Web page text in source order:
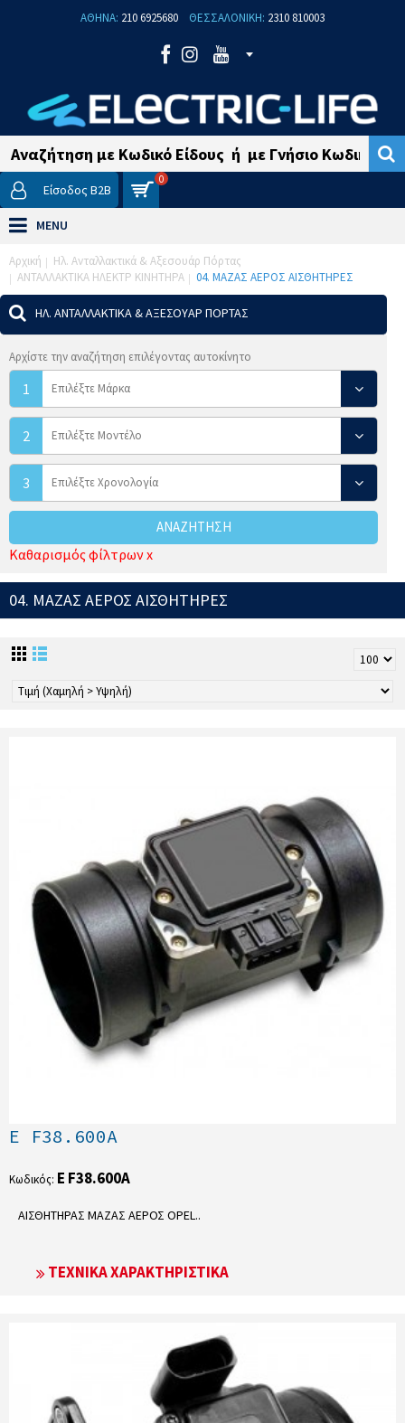
ΑΘΗΝΑ: 210 6925680 ΘΕΣΣΑΛΟΝΙΚΗ: 2310 810003
Είσοδος B2B
0
MENU
Αρχική
Ηλ. Ανταλλακτικά & Αξεσουάρ Πόρτας
ΑΝΤΑΛΛΑΚΤΙΚΑ ΗΛΕΚΤΡ ΚΙΝΗΤΗΡΑ
04. ΜΑΖΑΣ ΑΕΡΟΣ ΑΙΣΘΗΤΗΡΕΣ
ΗΛ. ΑΝΤΑΛΛΑΚΤΙΚΆ & ΑΞΕΣΟΥΆΡ ΠΌΡΤΑΣ
Αρχίστε την αναζήτηση επιλέγοντας αυτοκίνητο
1
2
3
ΑΝΑΖΉΤΗΣΗ
Καθαρισμός φίλτρων x
04. ΜΑΖΑΣ ΑΕΡΟΣ ΑΙΣΘΗΤΗΡΕΣ
E F38.600A
Κωδικός: E F38.600A
ΑΙΣΘΗΤΗΡΑΣ ΜΑΖΑΣ ΑΕΡΟΣ OPEL..
ΤΕΧΝΙΚΆ ΧΑΡΑΚΤΗΡΙΣΤΙΚΆ